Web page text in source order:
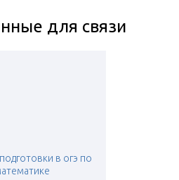
для связи
в огэ по